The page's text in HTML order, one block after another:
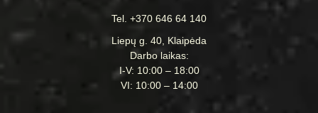
Tel. +370 646 64 140
Liepų g. 40, Klaipėda
Darbo laikas:
I-V: 10:00 – 18:00
VI: 10:00 – 14:00